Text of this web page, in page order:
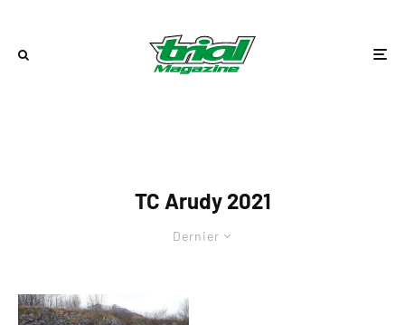
TC Arudy 2021
Dernier